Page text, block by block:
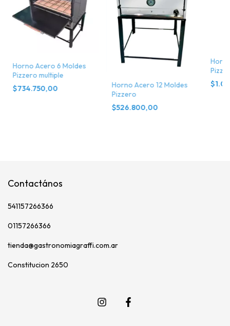
Horno Acero 6 Moldes
Pizzero multiple
$734.750,00
Horno Acero 12 Moldes
Pizzero
$526.800,00
Contactános
541157266366
01157266366
tienda@gastronomiagraffi.com.ar
Constitucion 2650